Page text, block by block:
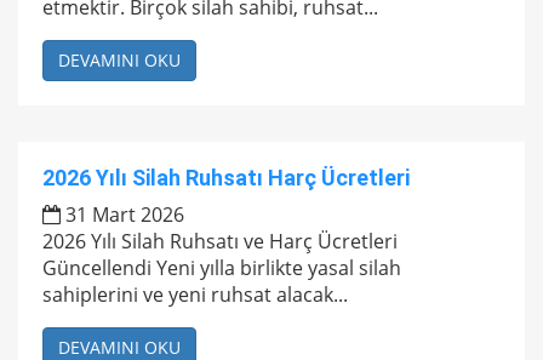
etmektir. Birçok silah sahibi, ruhsat...
DEVAMINI OKU
2026 Yılı Silah Ruhsatı Harç Ücretleri
31 Mart 2026
2026 Yılı Silah Ruhsatı ve Harç Ücretleri
Güncellendi Yeni yılla birlikte yasal silah
sahiplerini ve yeni ruhsat alacak...
DEVAMINI OKU